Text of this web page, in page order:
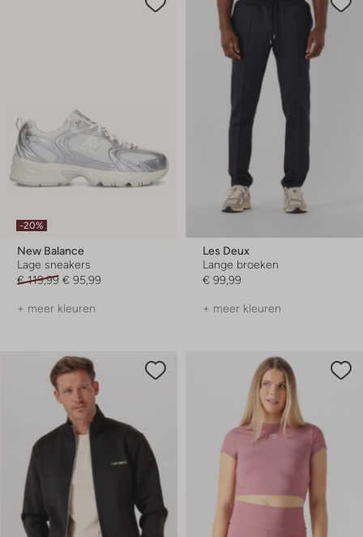
-20%
New Balance
Lage sneakers
€ 119,99 € 95,99
+ meer kleuren
Les Deux
Lange broeken
€ 99,99
+ meer kleuren